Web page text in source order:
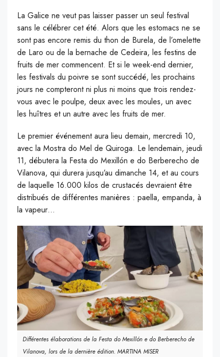
La Galice ne veut pas laisser passer un seul festival
sans le célébrer cet été. Alors que les estomacs ne se
sont pas encore remis du thon de Burela, de l’omelette
de Laro ou de la bernache de Cedeira, les festins de
fruits de mer commencent. Et si le week-end dernier,
les festivals du poivre se sont succédé, les prochains
jours ne compteront ni plus ni moins que trois rendez-
vous avec le poulpe, deux avec les moules, un avec
les huîtres et un autre avec les fruits de mer.
Le premier événement aura lieu demain, mercredi 10,
avec la Mostra do Mel de Quiroga. Le lendemain, jeudi
11, débutera la Festa do Mexillón e do Berberecho de
Vilanova, qui durera jusqu’au dimanche 14, et au cours
de laquelle 16.000 kilos de crustacés devraient être
distribués de différentes manières : paella, empanda, à
la vapeur…
Différentes élaborations de la Festa do Mexillón e do Berberecho de
Vilanova, lors de la dernière édition. MARTINA MISER